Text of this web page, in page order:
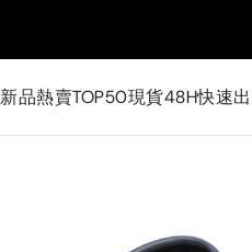
新品熱賣TOP50現貨48H快速